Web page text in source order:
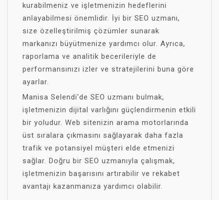
kurabilmeniz ve işletmenizin hedeflerini
anlayabilmesi önemlidir. İyi bir SEO uzmanı,
size özelleştirilmiş çözümler sunarak
markanızı büyütmenize yardımcı olur. Ayrıca,
raporlama ve analitik becerileriyle de
performansınızı izler ve stratejilerini buna göre
ayarlar.
Manisa Selendi'de SEO uzmanı bulmak,
işletmenizin dijital varlığını güçlendirmenin etkili
bir yoludur. Web sitenizin arama motorlarında
üst sıralara çıkmasını sağlayarak daha fazla
trafik ve potansiyel müşteri elde etmenizi
sağlar. Doğru bir SEO uzmanıyla çalışmak,
işletmenizin başarısını artırabilir ve rekabet
avantajı kazanmanıza yardımcı olabilir.